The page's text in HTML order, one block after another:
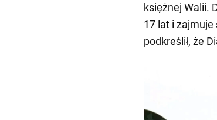
księżnej Walii.
17 lat i
podkreślił, że